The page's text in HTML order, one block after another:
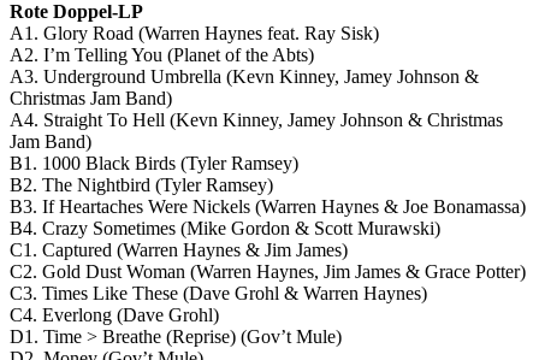
Rote Doppel-LP
A1. Glory Road (Warren Haynes feat. Ray Sisk)
A2. I’m Telling You (Planet of the Abts)
A3. Underground Umbrella (Kevn Kinney, Jamey Johnson &
Christmas Jam Band)
A4. Straight To Hell (Kevn Kinney, Jamey Johnson & Christmas
Jam Band)
B1. 1000 Black Birds (Tyler Ramsey)
B2. The Nightbird (Tyler Ramsey)
B3. If Heartaches Were Nickels (Warren Haynes & Joe Bonamassa)
B4. Crazy Sometimes (Mike Gordon & Scott Murawski)
C1. Captured (Warren Haynes & Jim James)
C2. Gold Dust Woman (Warren Haynes, Jim James & Grace Potter)
C3. Times Like These (Dave Grohl & Warren Haynes)
C4. Everlong (Dave Grohl)
D1. Time > Breathe (Reprise) (Gov’t Mule)